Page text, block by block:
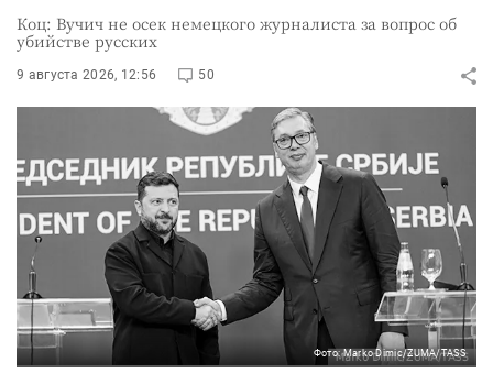
Коц: Вучич не осек немецкого журналиста за вопрос об
убийстве русских
9 августа 2026, 12:56 50
Фото: Marko Dimic/ZUMA/TASS